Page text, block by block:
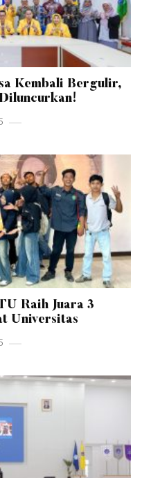
Kembali Bergulir,
Raih Juara 3
Universitas